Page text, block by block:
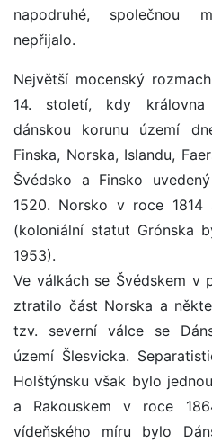
napodruhé, společnou
nepřijalo.
Největší mocenský
14. století, kdy
dánskou korunu území
Finska, Norska, Islandu,
Švédsko a Finsko
1520. Norsko v roce
(koloniální statut Grónska
1953).
Ve válkách se Švédskem v
ztratilo část Norska a
tzv. severní válce se
území Šlesvicka.
Holštýnsku však bylo
a Rakouskem v roce
vídeňského míru bylo